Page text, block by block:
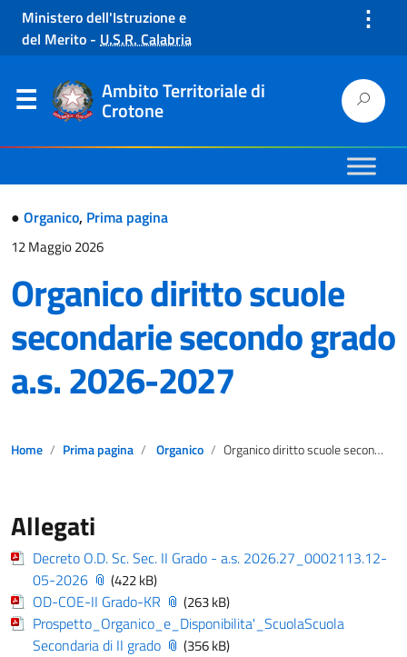
Ministero dell'Istruzione e
del Merito - U.S.R. Calabria
⋮
Ambito Territoriale di
Crotone
● Organico, Prima pagina
12 Maggio 2026
Organico diritto scuole
secondarie secondo grado
a.s. 2026-2027
Home Prima pagina Organico Organico diritto scuole secondarie secondo grado a.s. 2026-2027
Allegati
Decreto O.D. Sc. Sec. II Grado - a.s. 2026.27_0002113.12-
05-2026
(422 kB)
OD-COE-II Grado-KR (263 kB)
Prospetto_Organico_e_Disponibilita'_ScuolaScuola
Secondaria di II grado
(356 kB)